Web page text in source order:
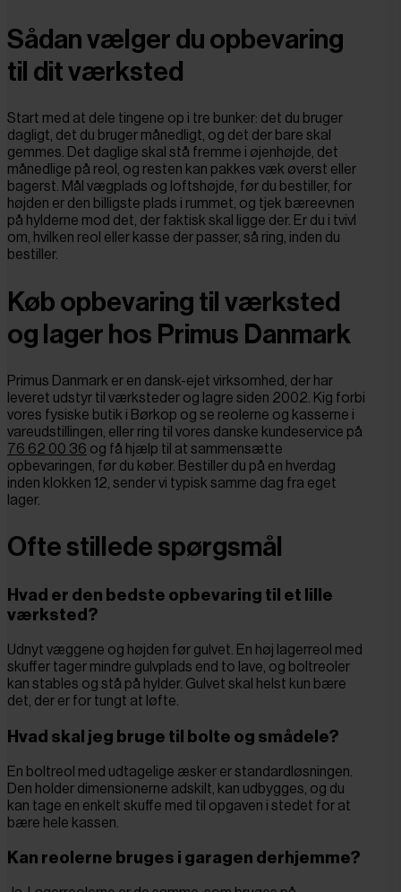
Sådan vælger du opbevaring
til dit værksted
Start med at dele tingene op i tre bunker: det du bruger
dagligt, det du bruger månedligt, og det der bare skal
gemmes. Det daglige skal stå fremme i øjenhøjde, det
månedlige på reol, og resten kan pakkes væk øverst eller
bagerst. Mål vægplads og loftshøjde, før du bestiller, for
højden er den billigste plads i rummet, og tjek bæreevnen
på hylderne mod det, der faktisk skal ligge der. Er du i tvivl
om, hvilken reol eller kasse der passer, så ring, inden du
bestiller.
Køb opbevaring til værksted
og lager hos Primus Danmark
Primus Danmark er en dansk-ejet virksomhed, der har
leveret udstyr til værksteder og lagre siden 2002. Kig forbi
vores fysiske butik i Børkop og se reolerne og kasserne i
vareudstillingen, eller ring til vores danske kundeservice på
76 62 00 36 og få hjælp til at sammensætte
opbevaringen, før du køber. Bestiller du på en hverdag
inden klokken 12, sender vi typisk samme dag fra eget
lager.
Ofte stillede spørgsmål
Hvad er den bedste opbevaring til et lille
værksted?
Udnyt væggene og højden før gulvet. En høj lagerreol med
skuffer tager mindre gulvplads end to lave, og boltreoler
kan stables og stå på hylder. Gulvet skal helst kun bære
det, der er for tungt at løfte.
Hvad skal jeg bruge til bolte og smådele?
En boltreol med udtagelige æsker er standardløsningen.
Den holder dimensionerne adskilt, kan udbygges, og du
kan tage en enkelt skuffe med til opgaven i stedet for at
bære hele kassen.
Kan reolerne bruges i garagen derhjemme?